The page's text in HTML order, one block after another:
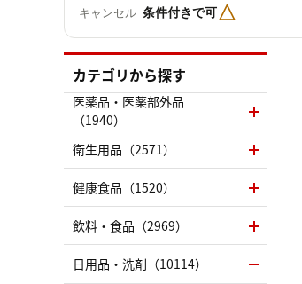
キャンセル 条件付きで可△
カテゴリから探す
医薬品・医薬部外品
（1940）
衛生用品（2571）
健康食品（1520）
飲料・食品（2969）
日用品・洗剤（10114）